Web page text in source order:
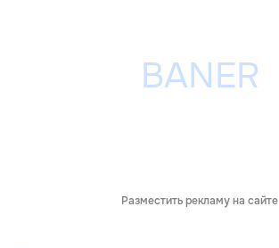
Разместить рекламу на сайте